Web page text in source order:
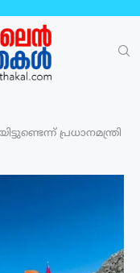
പ്രധാനമന്ത്രി